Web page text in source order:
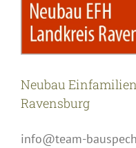
Neubau
Ravensburg
info@team-